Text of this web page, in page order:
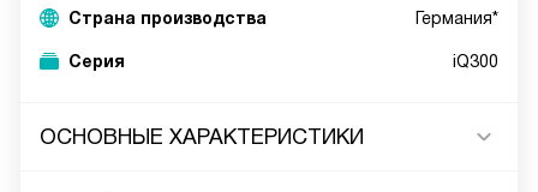
Страна производства Германия*
Серия iQ300
ОСНОВНЫЕ ХАРАКТЕРИСТИКИ